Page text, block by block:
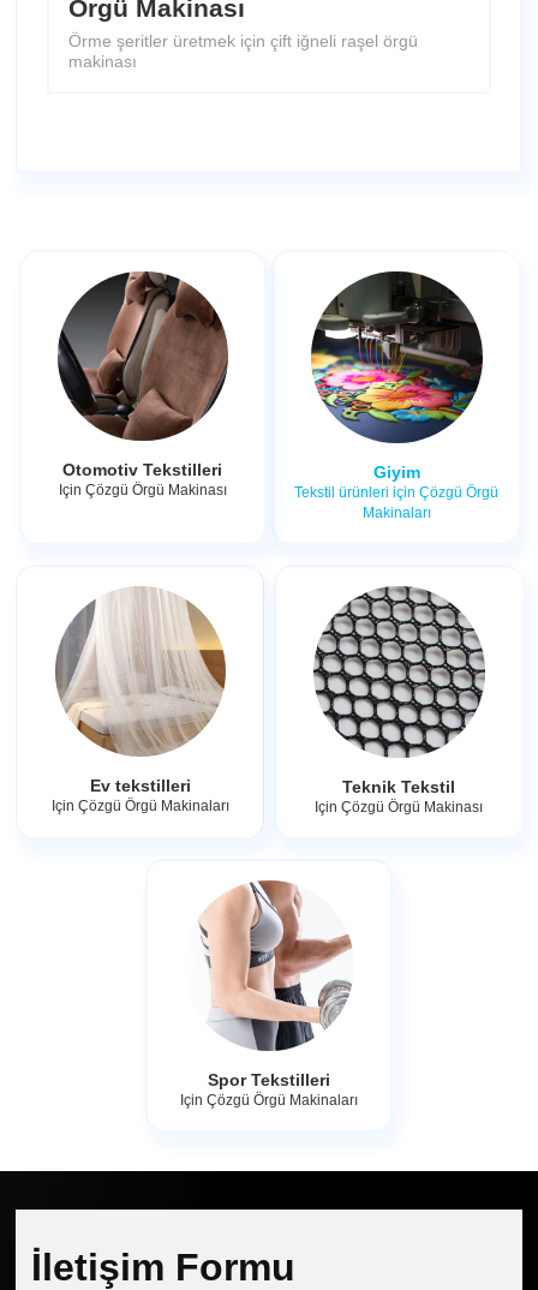
Örgü Makinası
Örme şeritler üretmek için çift iğneli raşel örgü
makinası
Otomotiv Tekstilleri
Için Çözgü Örgü Makinası
Giyim
Tekstil ürünleri için Çözgü Örgü
Makinaları
Ev tekstilleri
Için Çözgü Örgü Makinaları
Teknik Tekstil
Için Çözgü Örgü Makinası
Spor Tekstilleri
Için Çözgü Örgü Makinaları
İletişim Formu